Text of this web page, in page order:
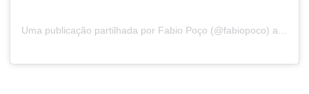
Uma publicação partilhada por Fabio Poço (@fabiopoco) a9 de Fev, 2019 às 6:21 PST